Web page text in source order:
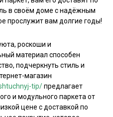
в своём доме с надёжным
прослужит вам долгие годы!
роскоши и
материал способен
подчеркнуть стиль и
магазин
tip/предлагает
и модульного паркета от
цене с доставкой по